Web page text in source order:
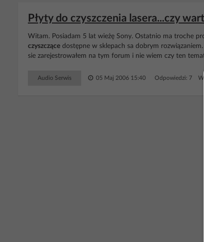
Płyty do czyszczenia lasera...czy
Witam. Posiadam 5 lat wieżę Sony. Ostatnio ma troche
czyszczące dostępne w sklepach sa dobrym
sie zarejestrowałem na tym forum i nie wiem czy ten
Audio Serwis 05 Maj 2006 15:40 Odpowiedzi: 7